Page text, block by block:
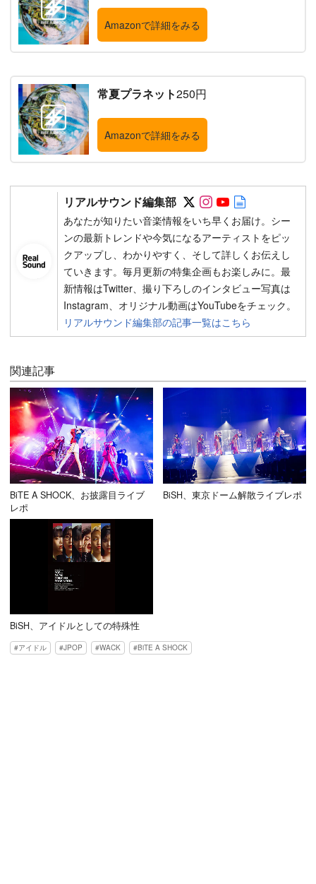
Amazonで詳細をみる
常夏プラネット250円
Amazonで詳細をみる
リアルサウンド編集部 Follow on SNS
Follow on SNS
Follow on
あなたが知りたい音楽情報をいち早くお届け。シー
ンの最新トレンドや今気になるアーティストをピッ
クアップし、わかりやすく、そして詳しくお伝えし
ていきます。毎月更新の特集企画もお楽しみに。最
新情報はTwitter、撮り下ろしのインタビュー写真は
Instagram、オリジナル動画はYouTubeをチェック。
リアルサウンド編集部の記事一覧はこちら
関連記事
BiTE A SHOCK、お披露目ライブ
レポ
BiSH、東京ドーム解散ライブレポ
BiSH、アイドルとしての特殊性
アイドル JPOP WACK BiTE A SHOCK